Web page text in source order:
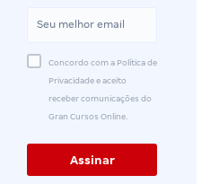
Concordo com a Política de
Privacidade e aceito
receber comunicações do
Gran Cursos Online.